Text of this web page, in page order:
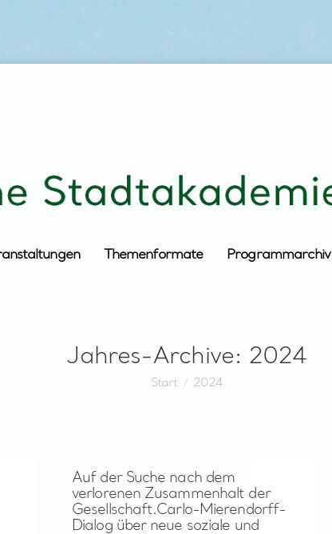
Themenformate Programmarchiv
Jahres-Archive: 2024
Sie befinden sich hier:
Start 2024
Auf der Suche nach dem
verlorenen Zusammenhalt der
Gesellschaft.Carlo-Mierendorff-
Dialog über neue soziale und